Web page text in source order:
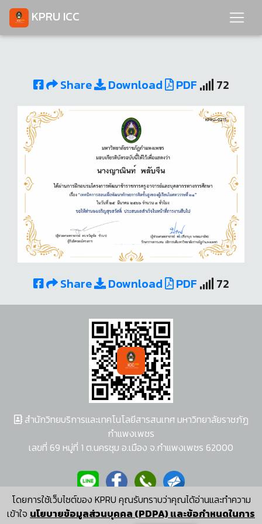
KPRU ICC
Share Download PDF 72
Share Download PDF 72
โดยการใช้เว็บไซต์ของ KPRU คุณรับทราบว่าคุณได้อ่านและทำความ
เข้าใจ นโยบายข้อมูลส่วนบุคคล (PDPA) และข้อกำหนดในการ
สำนักวิทยบริการและเทคโนโลยีสารสนเทศ มหาวิทยาลัยราชภัฏ
กำแพงเพชร
เลขที่ 69 หมู่ที่ 1 ต.นครชุม อ.เมือง จ.กำแพงเพชร 62000
ผู้พัฒนาระบบ อนุชา พวงผกา